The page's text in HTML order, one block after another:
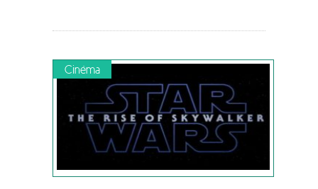
Cinéma